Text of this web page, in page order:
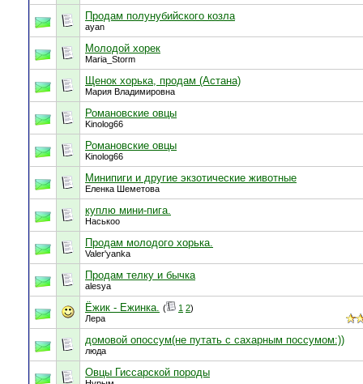
Продам полунубийского козла
ayan
Молодой хорек
Maria_Storm
Щенок хорька, продам (Астана)
Мария Владимировна
Романовские овцы
Kinolog66
Романовские овцы
Kinolog66
Минипиги и другие экзотические животные
Еленка Шеметова
куплю мини-пига.
Наськоо
Продам молодого хорька.
Valer'yanka
Продам телку и бычка
alesya
Ёжик - Ежинка. ( 1 2)
Лера
домовой опоссум(не путать с сахарным поссумом:))
люда
Овцы Гиссарской породы